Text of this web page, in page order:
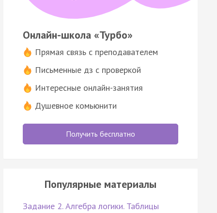
Онлайн-школа «Турбо»
Прямая связь с преподавателем
Письменные дз с проверкой
Интересные онлайн-занятия
Душевное комьюнити
Получить бесплатно
Популярные материалы
Задание 2. Алгебра логики. Таблицы